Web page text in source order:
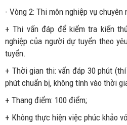
- Vòng 2: Thi môn nghiệp vụ chuyên
+ Thi vấn đáp để kiểm tra kiến
nghiệp của người dự tuyển theo
tuyển.
+ Thời gian thi: vấn đáp 30 phút
phút chuẩn bị, không tính vào thời
+ Thang điểm: 100 điểm;
+ Không thực hiện việc phúc khảo